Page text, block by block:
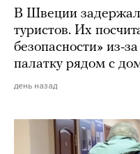
В Швеции
туристов. Их
безопасности» из-
палатку рядом с
день назад